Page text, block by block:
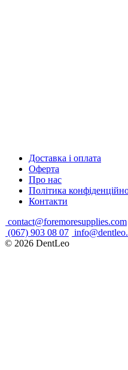
Доставка і оплата
Оферта
Про нас
Політика
Контакти
contact@foremoresupplies.com
(067) 903 08 07
© 2026 DentLeo